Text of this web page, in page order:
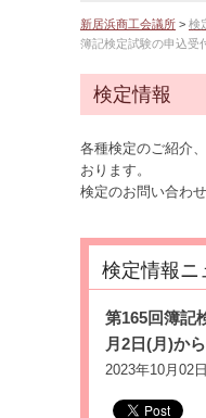
新居浜商工会議所 > 検
簿記検定試験の申込受
検定情報
各種検定のご紹介
おります。
検定のお問い合わ
検定情報ニ
第165回簿記
月2日(月)か
2023年10月02日